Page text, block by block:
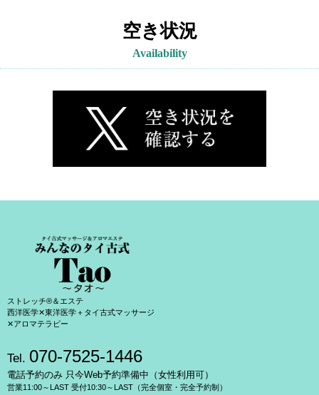
空き状況
Availability
ストレッチ®＆エステ
西洋医学✕東洋医学＋タイ古式マッサージ
✕アロマテラピー
Tel. 070-7525-1446
電話予約のみ 只今Web予約準備中（女性利用可）
営業11:00～LAST 受付10:30～LAST（完全個室・完全予約制）